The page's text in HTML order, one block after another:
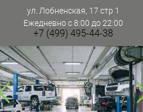
ул. Лобненская, 17 стр 1
Ежедневно с 8:00 до 22:00
+7 (499) 495-44-38